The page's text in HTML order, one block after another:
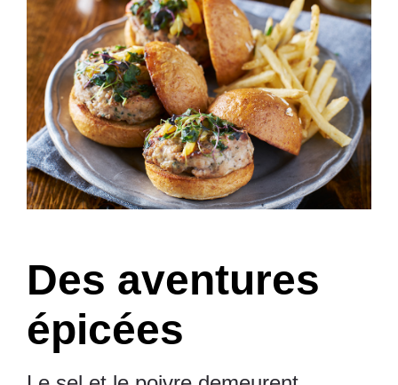
Des aventures
épicées